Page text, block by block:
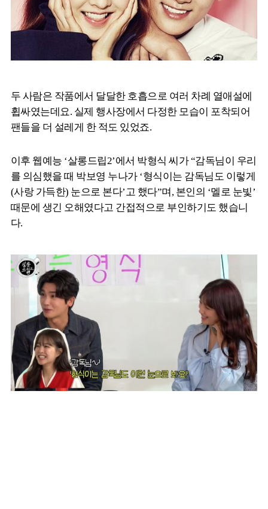
두 사람은 작품에서 달달한 호흡으로 여러 차례 열애설에
휩싸였는데요. 실제 행사장에서 다정한 모습이 포착되어
팬들을 더 설레게 한 적도 있었죠.
이후 웹예능 ‘살롱드립2’에서 박형식 씨가 “감독님이 우리
를 의심했을 때 박보영 누나가 ‘형식이는 감독님도 이렇게
(사랑 가득한) 눈으로 본다’고 했다”며, 본인의 ‘멜로 눈빛’
때문에 생긴 오해였다고 간접적으로 부인하기도 했습니
다.